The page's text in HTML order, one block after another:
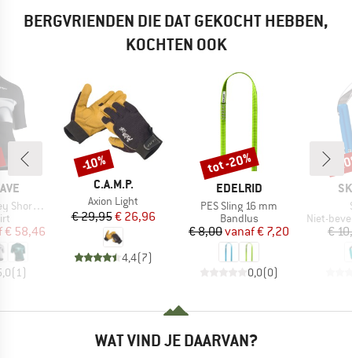
BERGVRIENDEN DIE DAT GEKOCHT HEBBEN,
KOCHTEN OOK
Sleeve
prijs
€ 58,46
(1 )
MERK
C.A.M.P.
Artikel
Axion Light
Prijs
€ 29,95Verlaagde prijs
€ 26,96
4,4(7)
Korting
-10%
MERK
EDELRID
Artikel
PES Sling 16 mm
Productgroep
Bandlus
Prijs
€ 8,00 Verlaagde prijs
vanaf€ 7,20
0,0(0)
Korting
tot -20%
Niet-
€
-
WAT VIND JE DAARVAN?